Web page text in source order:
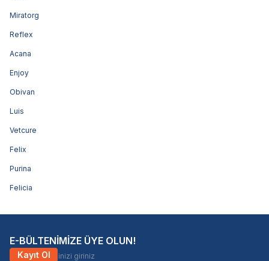
Miratorg
Reflex
Acana
Enjoy
Obivan
Luis
Vetcure
Felix
Purina
Felicia
E-BÜLTENİMİZE ÜYE OLUN!
Kayıt Ol